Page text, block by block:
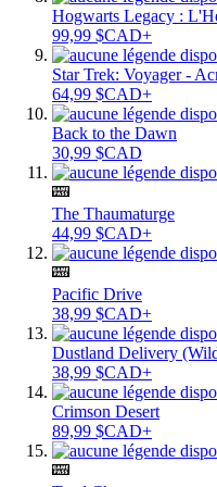
Hogwarts Legacy :
99,99 $CAD+
Star Trek: Voyager -
64,99 $CAD+
Back to the Dawn
30,99 $CAD
The Thaumaturge
44,99 $CAD+
Pacific Drive
38,99 $CAD+
Dustland Delivery
38,99 $CAD+
Crimson Desert
89,99 $CAD+